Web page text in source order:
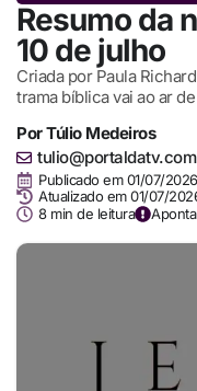
Resumo da
10 de julho
Criada por Paula
trama bíblica vai ao ar
PorTúlio Medeiros
Publicado em 01/07/2026
Atualizado em 01/07/
8 min de leitura